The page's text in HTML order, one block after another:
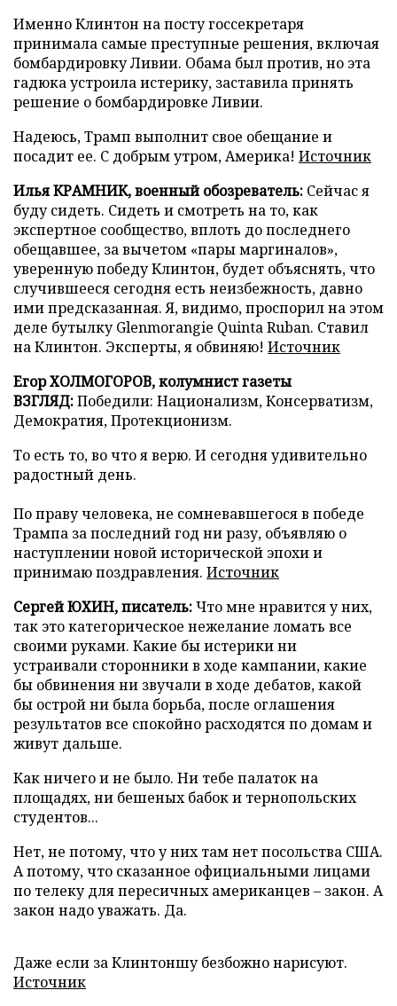
Именно Клинтон на посту госсекретаря
принимала самые преступные решения, включая
бомбардировку Ливии. Обама был против, но эта
гадюка устроила истерику, заставила принять
решение о бомбардировке Ливии.
Надеюсь, Трамп выполнит свое обещание и
посадит ее. С добрым утром, Америка! Источник
Илья КРАМНИК, военный обозреватель: Сейчас я
буду сидеть. Сидеть и смотреть на то, как
экспертное сообщество, вплоть до последнего
обещавшее, за вычетом «пары маргиналов»,
уверенную победу Клинтон, будет объяснять, что
случившееся сегодня есть неизбежность, давно
ими предсказанная. Я, видимо, проспорил на этом
деле бутылку Glenmorangie Quinta Ruban. Ставил
на Клинтон. Эксперты, я обвиняю! Источник
Егор ХОЛМОГОРОВ, колумнист газеты
ВЗГЛЯД:Победили: Национализм, Консерватизм,
Демократия, Протекционизм.
То есть то, во что я верю. И сегодня удивительно
радостный день.
По праву человека, не сомневавшегося в победе
Трампа за последний год ни разу, объявляю о
наступлении новой исторической эпохи и
принимаю поздравления. Источник
Cергей ЮХИН, писатель:Что мне нравится у них,
так это категорическое нежелание ломать все
своими руками. Какие бы истерики ни
устраивали сторонники в ходе кампании, какие
бы обвинения ни звучали в ходе дебатов, какой
бы острой ни была борьба, после оглашения
результатов все спокойно расходятся по домам и
живут дальше.
Как ничего и не было. Ни тебе палаток на
площадях, ни бешеных бабок и тернопольских
студентов...
Нет, не потому, что у них там нет посольства США.
А потому, что сказанное официальными лицами
по телеку для пересичных американцев – закон. А
закон надо уважать. Да.
Даже если за Клинтоншу безбожно нарисуют.
Источник